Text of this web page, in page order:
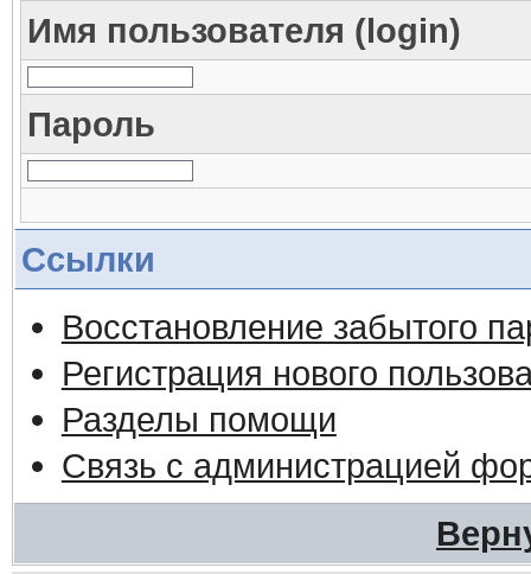
Имя пользователя (login)
Пароль
Ссылки
Восстановление забытого
Регистрация нового
Разделы помощи
Связь с администрацией